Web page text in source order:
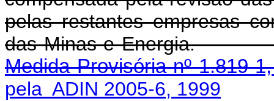
pelas restantes empresas
das Minas e
Medida Provisória nº 1.819-
pela ADIN 2005-6, 1999